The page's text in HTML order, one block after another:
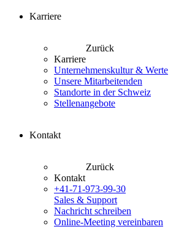
Karriere
Zurück
Karriere
Unternehmenskultur & Werte
Unsere Mitarbeitenden
Standorte in der Schweiz
Stellenangebote
Kontakt
Zurück
Kontakt
+41-71-973-99-30
Sales & Support
Nachricht schreiben
Online-Meeting vereinbaren